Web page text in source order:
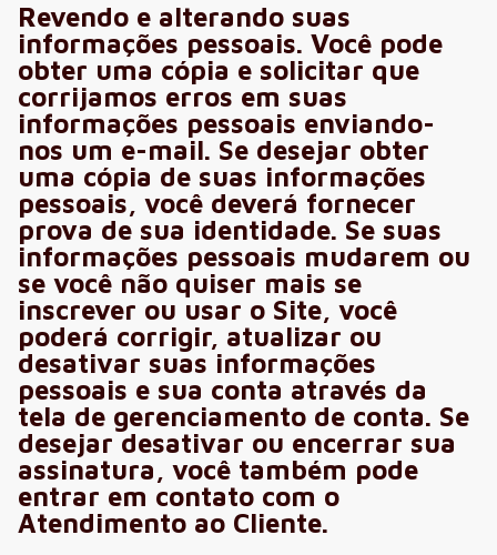
Revendo e alterando suas
informações pessoais. Você pode
obter uma cópia e solicitar que
corrijamos erros em suas
informações pessoais enviando-
nos um e-mail. Se desejar obter
uma cópia de suas informações
pessoais, você deverá fornecer
prova de sua identidade. Se suas
informações pessoais mudarem ou
se você não quiser mais se
inscrever ou usar o Site, você
poderá corrigir, atualizar ou
desativar suas informações
pessoais e sua conta através da
tela de gerenciamento de conta. Se
desejar desativar ou encerrar sua
assinatura, você também pode
entrar em contato com o
Atendimento ao Cliente.